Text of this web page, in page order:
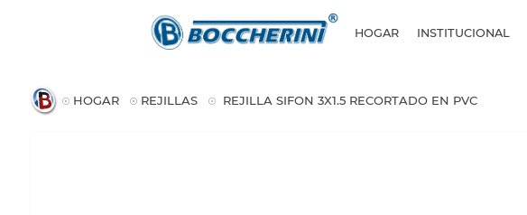
HOGAR INSTITUCIONAL
HOGAR REJILLAS REJILLA SIFON 3X1.5 RECORTADO EN PVC